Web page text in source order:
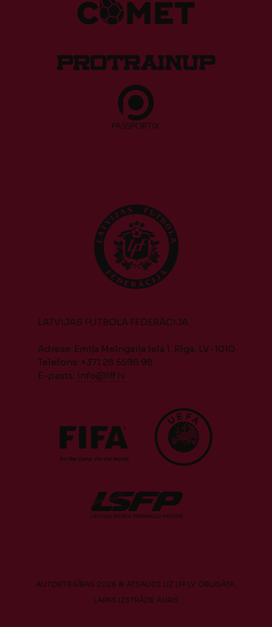
LATVIJAS FUTBOLA FEDERĀCIJA
Adrese: Emiļa Melngaiļa iela 1, Rīga, LV-1010
Telefons: +371 28 5598 98
E-pasts: info@lff.lv
AUTORTIESĪBAS 2026 © ATSAUCE UZ LFF.LV OBLIGĀTA.
LAPAS IZSTRĀDE AURIS